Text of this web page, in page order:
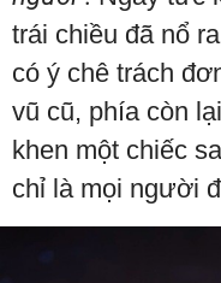
trái chiều đã nổ
có ý chê trách
vũ cũ, phía còn
khen một chiếc
chỉ là mọi người